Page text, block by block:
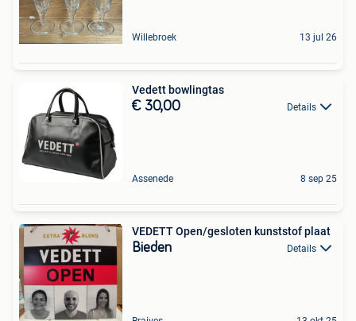
Willebroek 13 jul 26
Vedett bowlingtas
€ 30,00 Details
Assenede 8 sep 25
VEDETT Open/gesloten kunststof plaat
Bieden Details